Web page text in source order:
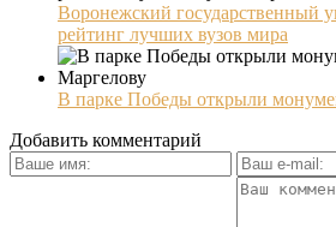
Воронежский государственный
рейтинг лучших вузов мира
В парке Победы открыли
Добавить комментарий